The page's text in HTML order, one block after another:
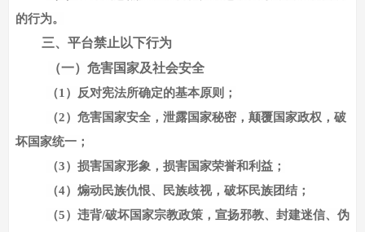
的行为。
三、平台禁止以下行为
（一）危害国家及社会安全
（1）反对宪法所确定的基本原则；
（2）危害国家安全，泄露国家秘密，颠覆国家政权，破
坏国家统一；
（3）损害国家形象，损害国家荣誉和利益；
（4）煽动民族仇恨、民族歧视，破坏民族团结；
（5）违背/破坏国家宗教政策，宣扬邪教、封建迷信、伪